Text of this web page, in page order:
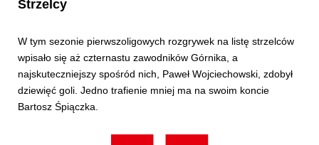
Strzelcy
W tym sezonie pierwszoligowych rozgrywek na listę strzelców
wpisało się aż czternastu zawodników Górnika, a
najskuteczniejszy spośród nich, Paweł Wojciechowski, zdobył
dziewięć goli. Jedno trafienie mniej ma na swoim koncie
Bartosz Śpiączka.